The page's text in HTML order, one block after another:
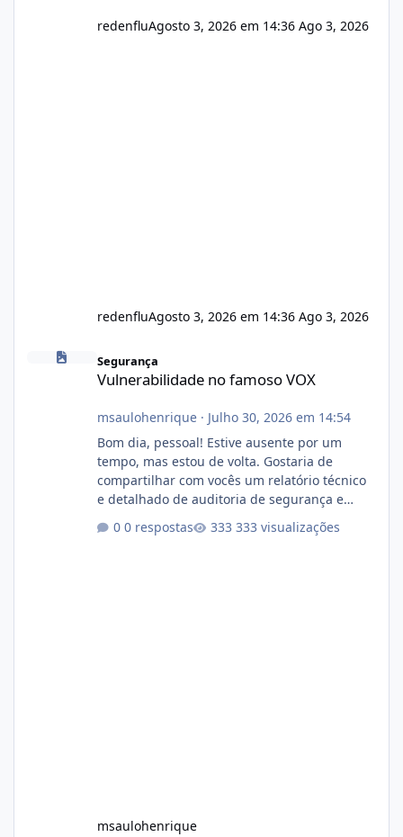
redenfluAgosto 3, 2026 em 14:36 Ago 3, 2026
redenfluAgosto 3, 2026 em 14:36 Ago 3, 2026
Segurança
Vulnerabilidade no famoso VOX
msaulohenrique· Julho 30, 2026 em 14:54
Bom dia, pessoal! Estive ausente por um
tempo, mas estou de volta. Gostaria de
compartilhar com vocês um relatório técnico
e detalhado de auditoria de segurança e
atualmente em circulação e comercialização
0 respostas 333 visualizações
msaulohenrique